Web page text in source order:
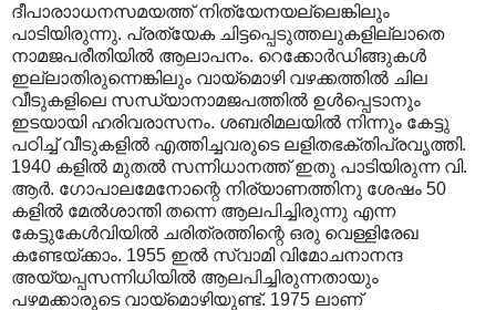
ദീപാരാ‍ാധനസമയത്ത് നിത്യേനയല്ലെങ്കിലും
പാടിയിരുന്നു. പ്രത്യേക ചിട്ടപ്പെടുത്തലുകളില്ലാതെ
നാമജപരീതിയിൽ ആലാപനം. റെക്കോർഡിങ്ങുകൾ
ഇല്ലാതിരുന്നെങ്കിലും വായ്മൊഴി വഴക്കത്തിൽ ചില
വീടുകളിലെ സന്ധ്യാനാമജപത്തിൽ ഉൾപ്പെടാനും
ഇടയായി ഹരിവരാസനം. ശബരിമലയിൽ നിന്നും കേട്ടു
പഠിച്ച് വീടുകളിൽ എത്തിച്ചവരുടെ ലളിതഭക്തിപ്രവൃത്തി.
1940 കളിൽ മുതൽ സന്നിധാനത്ത് ഇതു പാടിയിരുന്ന വി.
ആർ. ഗോപാലമേനോന്റെ നിര്യാണത്തിനു ശേഷം 50
കളിൽ മേൽശാന്തി തന്നെ ആലപിച്ചിരുന്നു എന്ന
കേട്ടുകേൾവിയിൽ ചരിത്രത്തിന്റെ ഒരു വെള്ളിരേഖ
കണ്ടേയ്ക്കാം. 1955 ഇൽ സ്വാമി വിമോചനാനന്ദ
അയ്യപ്പസന്നിധിയിൽ ആലപിച്ചിരുന്നതായും
പഴമക്കാരുടെ വായ്മൊഴിയുണ്ട്. 1975 ലാണ്